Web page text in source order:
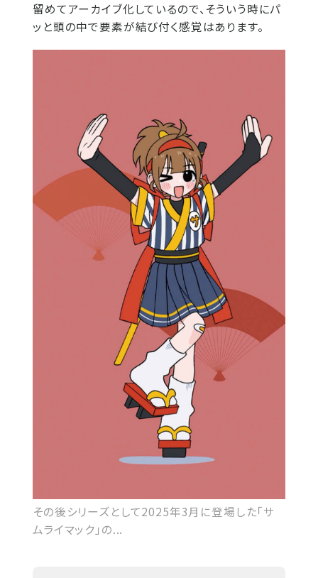
留めてアーカイブ化しているので、そういう時にパ
ッと頭の中で要素が結び付く感覚はあります。
その後シリーズとして2025年3月に登場した「サ
ムライマック」の...